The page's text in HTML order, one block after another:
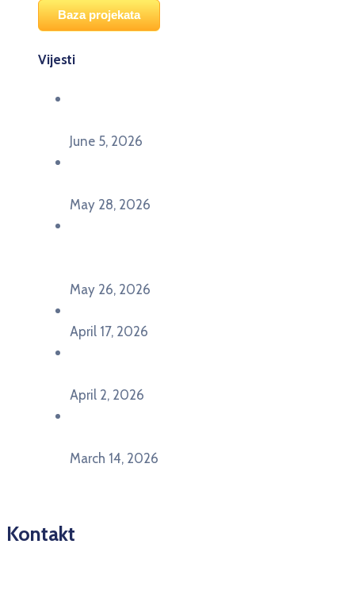
Baza projekata
Vijesti
June 5, 2026
May 28, 2026
May 26, 2026
April 17, 2026
April 2, 2026
March 14, 2026
Kontakt